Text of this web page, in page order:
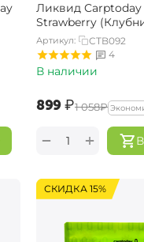
Ликвид
Strawberry
Артикул:
CTB092
4
В наличии
‍899‍₽‍1 058‍₽
+
−
СКИДКА 15%